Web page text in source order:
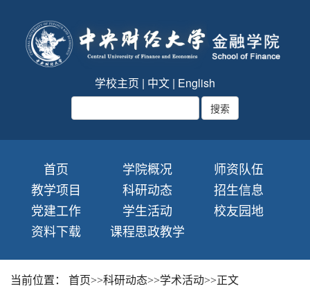
学校主页 | 中文 | English
首页 学院概况
师资队伍
教学项目
科研动态
招生信息
党建工作
学生活动
校友园地
资料下载
课程思政教学
当前位置： 首页>>科研动态>>学术活动>>正文